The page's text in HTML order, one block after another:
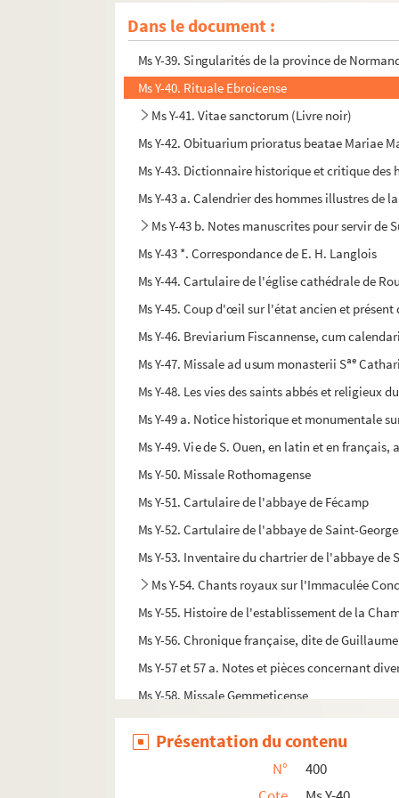
Dans le document :
Ms Y-37. Statuts d'une confrérie de prêtres du
Ms Y-38. Recueil factice
Ms Y-39. Singularités de la province de
Ms Y-40. Rituale Ebroicense
Ms Y-41. Vitae sanctorum (Livre noir)
Ms Y-42. Obituarium prioratus beatae Mariae
Ms Y-43. Dictionnaire historique et critique
Ms Y-43 a. Calendrier des hommes illustres
Ms Y-43 b. Notes manuscrites pour servir de
Ms Y-43 *. Correspondance de E. H. Langlois
Ms Y-44. Cartulaire de l'église cathédrale de
Ms Y-45. Coup d'œil sur l'état ancien et présent
Ms Y-46. Breviarium Fiscannense, cum
Ms Y-47. Missale ad usum monasterii Sae
Ms Y-48. Les vies des saints abbés et
Ms Y-49 a. Notice historique et monumentale
Ms Y-49. Vie de S. Ouen, en latin et en français,
Ms Y-50. Missale Rothomagense
Ms Y-51. Cartulaire de l'abbaye de Fécamp
Ms Y-52. Cartulaire de l'abbaye de Saint-
Ms Y-53. Inventaire du chartrier de l'abbaye de
Ms Y-54. Chants royaux sur l'Immaculée
Ms Y-55. Histoire de l'establissement de la
Ms Y-56. Chronique française, dite de
Ms Y-57 et 57 a. Notes et pièces concernant
Ms Y-58. Missale Gemmeticense
Ms Y-59. Armorial de Normandie, par
Ms Y-60. Catalogue des livres de la
Ms Y-61. Catalogue (raisonné et critique) de
Présentation du contenu
N°
400